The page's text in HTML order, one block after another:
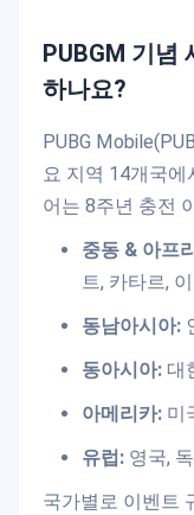
PUBGM 기념
하나요?
PUBG
요 지역 14개국에
어는 8주년 충전
중동 & 아프
트, 카타르,
동남아시아:
동아시아:대
아메리카:미
유럽:영국,
국가별로 이벤트